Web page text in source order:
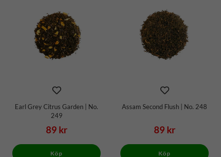
Earl Grey Citrus Garden | No.
249
89 kr
Köp
Assam Second Flush | No. 248
89 kr
Köp